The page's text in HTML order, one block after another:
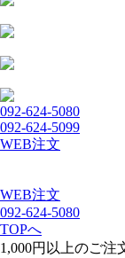
092-624-5080
092-624-5099
WEB注文
WEB注文
092-624-5080
TOPへ
1,000円以上のご注